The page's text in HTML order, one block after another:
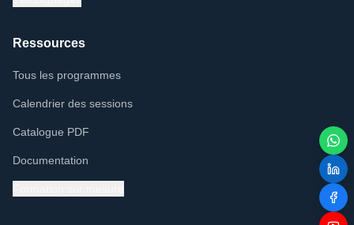
Ressources
Tous les programmes
Calendrier des sessions
Catalogue PDF
Documentation